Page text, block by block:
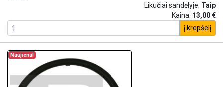
Likučiai sandėlyje: Taip
Kaina: 13,00 €
į krepšelį
Naujiena!